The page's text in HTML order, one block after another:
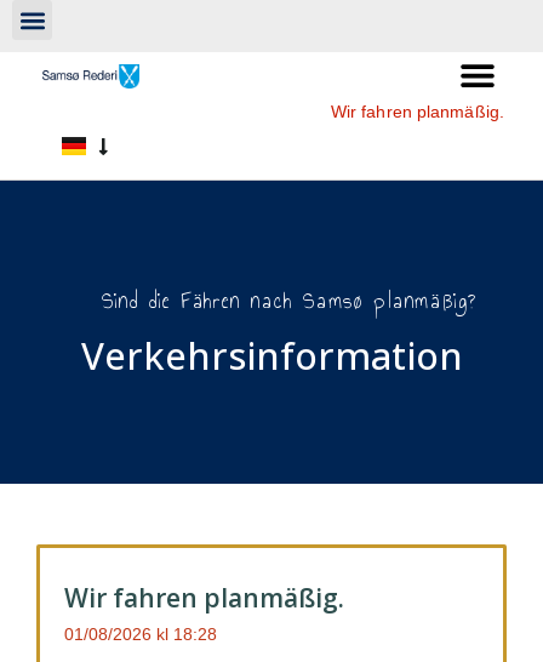
Wir fahren planmäßig.
Sind die Fähren nach Samsø planmäßig?
Verkehrsinformation​
Wir fahren planmäßig.
01/08/2026 18:28